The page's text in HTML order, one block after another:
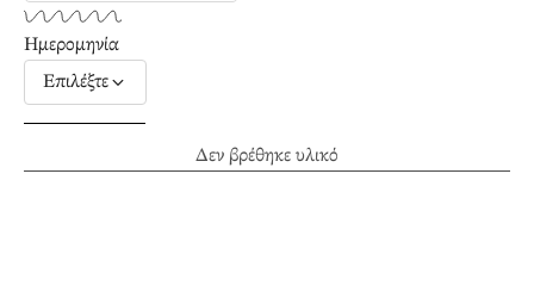
Δεν βρέθηκε υλικό
Ημερομηνία
Επιλέξτε